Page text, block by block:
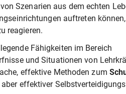
Szenarien aus dem echten
auftreten
reagieren.
Fähigkeiten im Bereich
und Situationen von
effektive Methoden zum
effektiver